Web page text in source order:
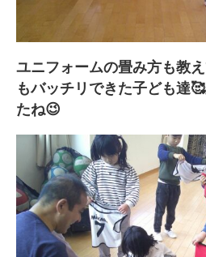
ユニフォームの畳み方も教
もバッチリできた子ども達
たね😉